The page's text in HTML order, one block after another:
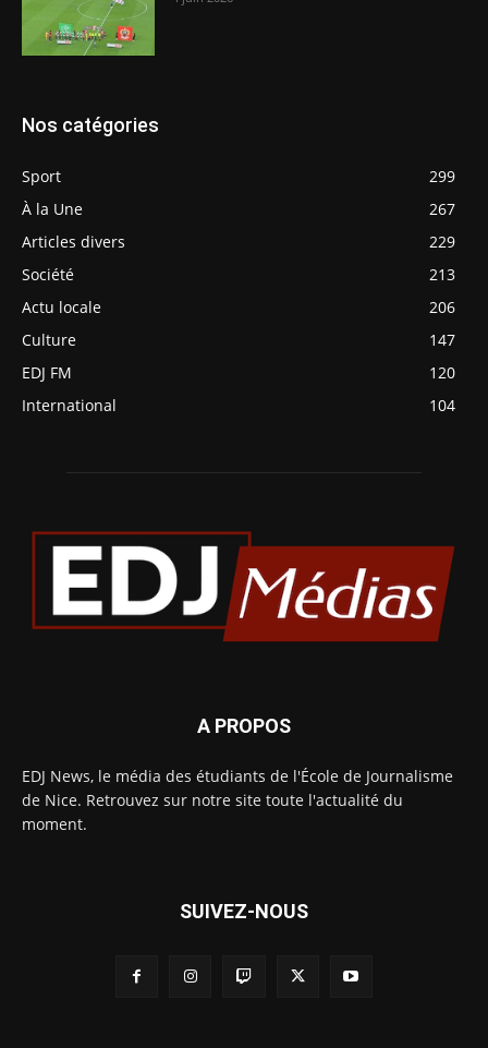
Nos catégories
Sport
299
À la Une
267
Articles divers
229
Société
213
Actu locale
206
Culture
147
EDJ FM
120
International
104
A PROPOS
EDJ News, le média des étudiants de l'École de Journalisme
de Nice. Retrouvez sur notre site toute l'actualité du
moment.
SUIVEZ-NOUS